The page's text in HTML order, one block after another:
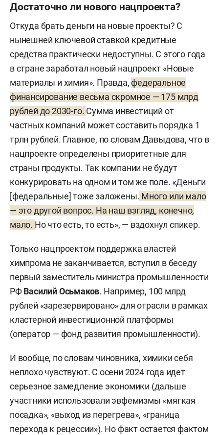
Достаточно ли нового нацпроекта?
Откуда брать деньги на новые проекты? С
нынешней ключевой ставкой кредитные
средства практически недоступны. С этого года
в стране заработал новый нацпроект «Новые
материалы и химия». Правда, федеральное
финансирование весьма скромное — 175 млрд
рублей до 2030-го. Сумма инвестиций от
частных компаний может составить порядка 1
трлн рублей. Главное, по словам Давыдова, что в
нацпроекте определены приоритетные для
страны продукты. Так компании не будут
конкурировать на одном и том же поле. «Деньги
[федеральные] тоже заложены. Много или мало
— это другой вопрос. На наш взгляд, конечно,
мало. Но что есть, то есть», — вздохнул спикер.
Только нацпроектом поддержка властей
химпрома не заканчивается, вступил в беседу
первый заместитель министра промышленности
РФВасилий Осьмаков. Например, 100 млрд
рублей «зарезервировано» для отрасли в рамках
кластерной инвестиционной платформы
(оператор — фонд развития промышленности).
И вообще, по словам чиновника, химики себя
неплохо чувствуют. С осени 2024 года идет
серьезное замедление экономики (дальше
участники использовали эвфемизмы «мягкая
посадка», «выход из перегрева», «граница
перехода к рецессии»). Но факт остается фактом